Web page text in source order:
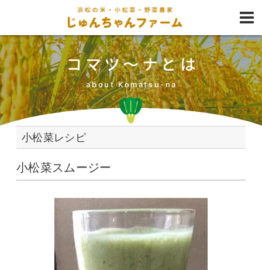
コマツ〜ナとは
about Komatsu-na
小松菜レシピ
小松菜スムージー